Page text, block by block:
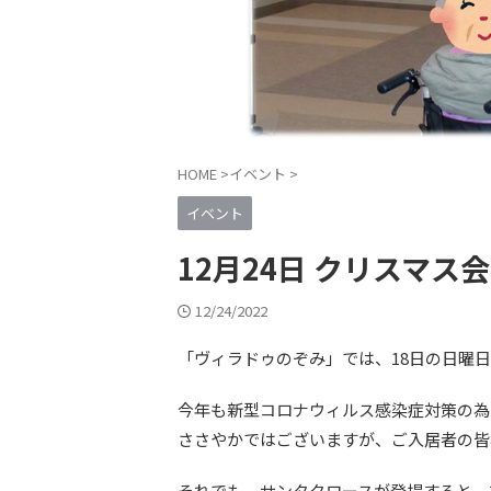
HOME >イベント >
イベント
12月24日 クリスマス
12/24/2022
「ヴィラドゥのぞみ」では、18日の日
今年も新型コロナウィルス感染症対策の
ささやかではございますが、ご入居者の